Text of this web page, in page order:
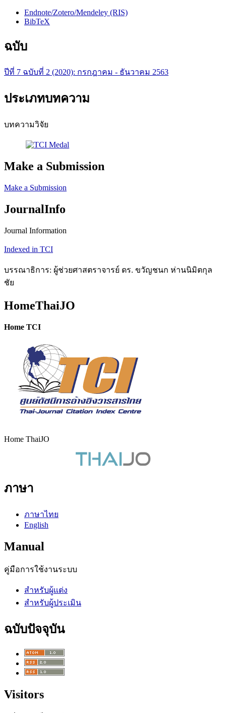
Endnote/Zotero/Mendeley (RIS)
BibTeX
ฉบับ
ปีที่ 7 ฉบับที่ 2 (2020): กรกฎาคม - ธันวาคม 2563
ประเภทบทความ
บทความวิจัย
Make a Submission
Make a Submission
JournalInfo
Journal Information
Indexed in TCI
บรรณาธิการ: ผู้ช่วยศาสตราจารย์ ดร. ขวัญชนก ห่านนิมิตกุล
ชัย
HomeThaiJO
Home TCI
Home ThaiJO
ภาษา
ภาษาไทย
English
Manual
คู่มือการใช้งานระบบ
สำหรับผู้แต่ง
สำหรับผู้ประเมิน
ฉบับปัจจุบัน
Visitors